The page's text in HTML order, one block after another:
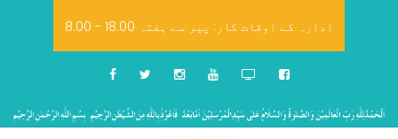
8.00 - 18.00 ادارہ کے اوقات کار: پیر سے ہفتہ